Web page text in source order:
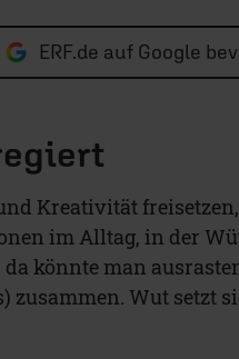
ERF.de auf Google
Kreativität
im Alltag, in der
könnte man
zusammen. Wut setzt